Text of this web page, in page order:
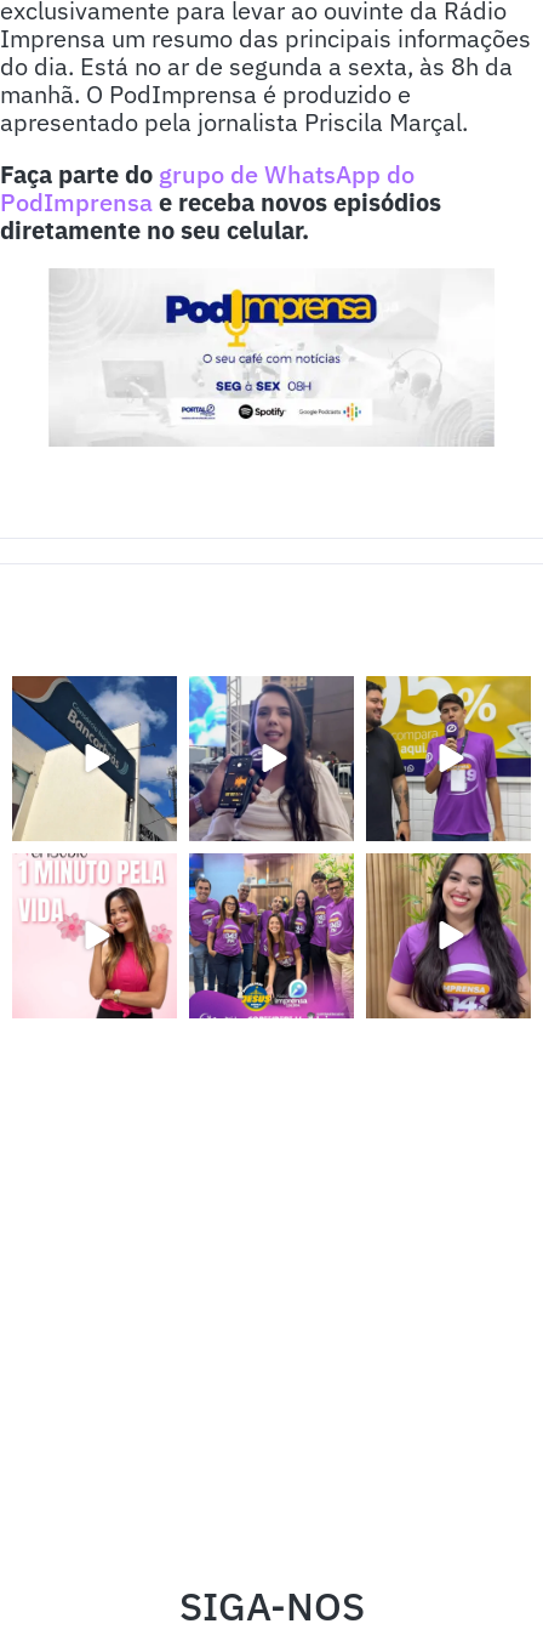
exclusivamente para levar ao ouvinte da Rádio
Imprensa um resumo das principais informações
do dia. Está no ar de segunda a sexta, às 8h da
manhã. O PodImprensa é produzido e
apresentado pela jornalista Priscila Marçal.
Faça parte do grupo de WhatsApp do
PodImprensae receba novos episódios
diretamente no seu celular.
SIGA-NOS